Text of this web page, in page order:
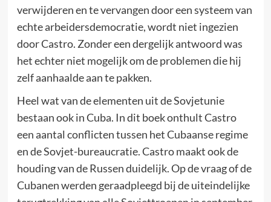
verwijderen en te vervangen door een systeem van
echte arbeidersdemocratie, wordt niet ingezien
door Castro. Zonder een dergelijk antwoord was
het echter niet mogelijk om de problemen die hij
zelf aanhaalde aan te pakken.
Heel wat van de elementen uit de Sovjetunie
bestaan ook in Cuba. In dit boek onthult Castro
een aantal conflicten tussen het Cubaanse regime
en de Sovjet-bureaucratie. Castro maakt ook de
houding van de Russen duidelijk. Op de vraag of de
Cubanen werden geraadpleegd bij de uiteindelijke